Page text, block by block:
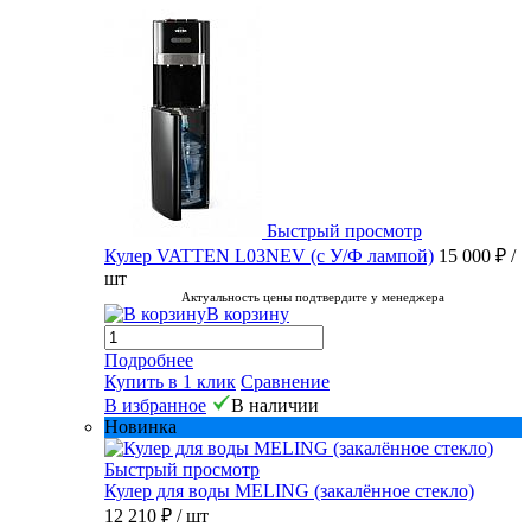
Быстрый просмотр
Кулер VATTEN L03NEV (с У/Ф лампой) 15 000 ₽ /
шт
Актуальность цены подтвердите у менеджера
В корзину
Подробнее
Купить в 1 клик Сравнение
В избранное
В наличии
Новинка
Быстрый просмотр
Кулер для воды MELING (закалённое стекло)
12 210 ₽ / шт